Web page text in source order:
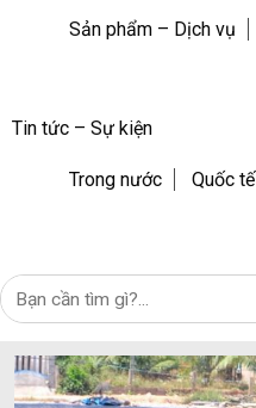
Sản phẩm – Dịch vụ
Tin tức – Sự kiện
Trong nước Quốc tế